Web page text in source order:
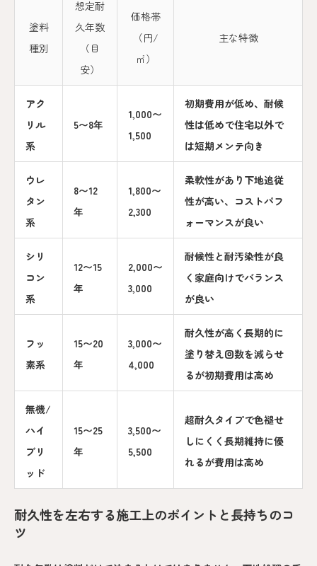
塗料
種別
想定耐
久年数
（目
安）
価格帯
（円/
㎡）
主な特徴
アク
リル
系
5〜8年
1,000〜
1,500
初期費用が低め、耐候
性は低めで住宅以外で
は短期メンテ向き
ウレ
タン
系
8〜12
年
1,800〜
2,300
柔軟性があり下地追従
性が高い、コストパフ
ォーマンスが良い
シリ
コン
系
12〜15
年
2,000〜
3,000
耐候性と耐汚染性が良
く家庭向けでバランス
が良い
フッ
素系
15〜20
年
3,000〜
4,000
耐久性が高く長期的に
塗り替え回数を減らせ
るが初期費用は高め
無機/
ハイ
ブリ
ッド
15〜25
年
3,500〜
5,500
超耐久タイプで色褪せ
しにくく長期維持に優
れるが費用は高め
耐久性を左右する施工上のポイントと長持ちのコ
ツ